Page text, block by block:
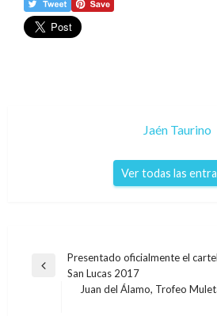
Jaén Taurino
Ver todas las
Navegación
Entrada
Presentado oficialmente el
San Lucas 2017
Juan del Álamo, Trofeo